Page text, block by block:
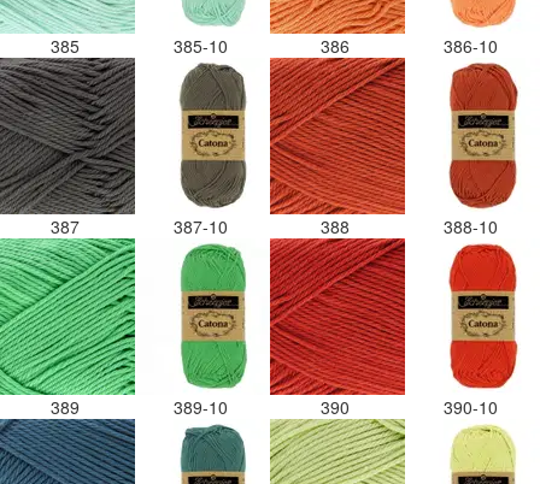
385 385-10 386 386-10
387 387-10 388 388-10
389 389-10 390 390-10